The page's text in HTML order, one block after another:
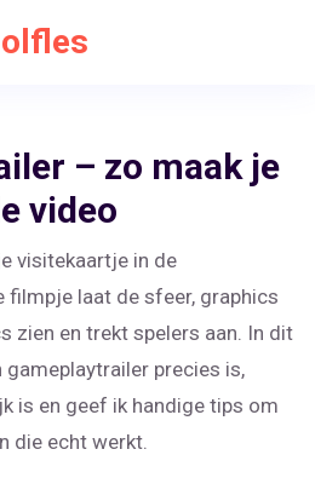
– zo maak je
video
visitekaartje in de
filmpje laat de sfeer, graphics
zien en trekt spelers aan. In dit
precies is,
is en geef ik handige tips om
die echt werkt.